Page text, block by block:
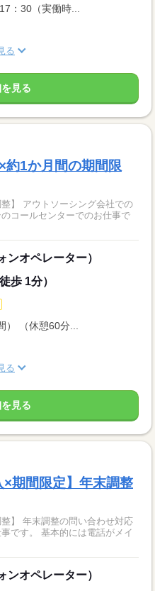
：30（実働時...
る
見る
約1か月間の期間限
】 アウトソーシング会社での
コールセンターでのお仕事で
ンオペレーター）
歩 1分）
（休憩60分...
る
見る
×期間限定】年末調整
】 年末調整の問い合わせ対応
電話がメイ
ンオペレーター）